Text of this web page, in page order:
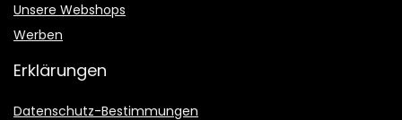
Unsere Webshops
Werben
Erklärungen
Datenschutz-Bestimmungen